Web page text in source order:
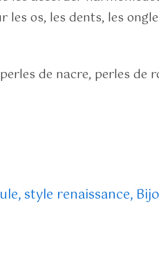
os, les dents, les
de nacre, perles de